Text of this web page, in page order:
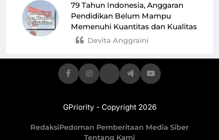
79 Tahun Indonesia, Anggaran
Pendidikan Belum Mampu
Memenuhi Kuantitas dan Kualitas
Devita Anggraini
GPriority - Copyright 2026
RedaksiPedoman Pemberitaan Media Siber
Tentang Kami